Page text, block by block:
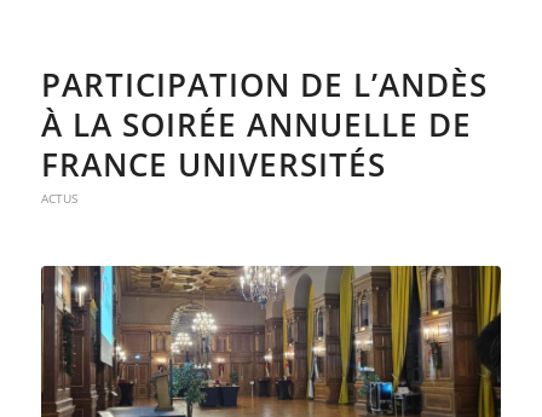
PARTICIPATION DE L’ANDÈS
À LA SOIRÉE ANNUELLE DE
FRANCE UNIVERSITÉS
ACTUS